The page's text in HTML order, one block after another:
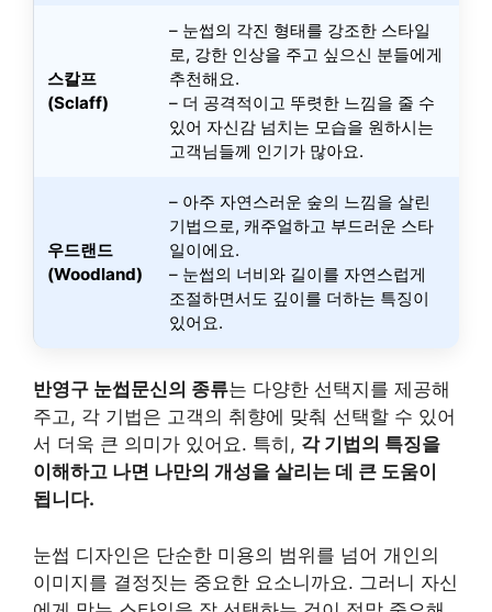
스칼프
(Sclaff)
– 눈썹의 각진 형태를 강조한 스타일
로, 강한 인상을 주고 싶으신 분들에게
추천해요.
– 더 공격적이고 뚜렷한 느낌을 줄 수
있어 자신감 넘치는 모습을 원하시는
고객님들께 인기가 많아요.
우드랜드
(Woodland)
– 아주 자연스러운 숲의 느낌을 살린
기법으로, 캐주얼하고 부드러운 스타
일이에요.
– 눈썹의 너비와 길이를 자연스럽게
조절하면서도 깊이를 더하는 특징이
있어요.
반영구 눈썹문신의 종류는 다양한 선택지를 제공해
주고, 각 기법은 고객의 취향에 맞춰 선택할 수 있어
서 더욱 큰 의미가 있어요. 특히, 각 기법의 특징을
이해하고 나면 나만의 개성을 살리는 데 큰 도움이
됩니다.
눈썹 디자인은 단순한 미용의 범위를 넘어 개인의
이미지를 결정짓는 중요한 요소니까요. 그러니 자신